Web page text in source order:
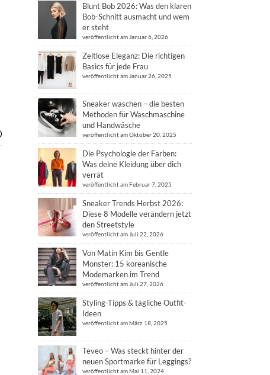
Blunt Bob 2026: Was den klaren
Bob-Schnitt ausmacht und wem
er steht
veröffentlicht am Januar 6, 2026
Zeitlose Eleganz: Die richtigen
Basics für jede Frau
veröffentlicht am Januar 26, 2025
Sneaker waschen – die besten
Methoden für Waschmaschine
und Handwäsche
veröffentlicht am Oktober 20, 2025
Die Psychologie der Farben:
Was deine Kleidung über dich
verrät
veröffentlicht am Februar 7, 2025
Sneaker Trends Herbst 2026:
Diese 8 Modelle verändern jetzt
den Streetstyle
veröffentlicht am Juli 22, 2026
Von Matin Kim bis Gentle
Monster: 15 koreanische
Modemarken im Trend
veröffentlicht am Juli 27, 2026
Styling-Tipps & tägliche Outfit-
Ideen
veröffentlicht am März 18, 2025
Teveo – Was steckt hinter der
neuen Sportmarke für Leggings?
veröffentlicht am Mai 11, 2024